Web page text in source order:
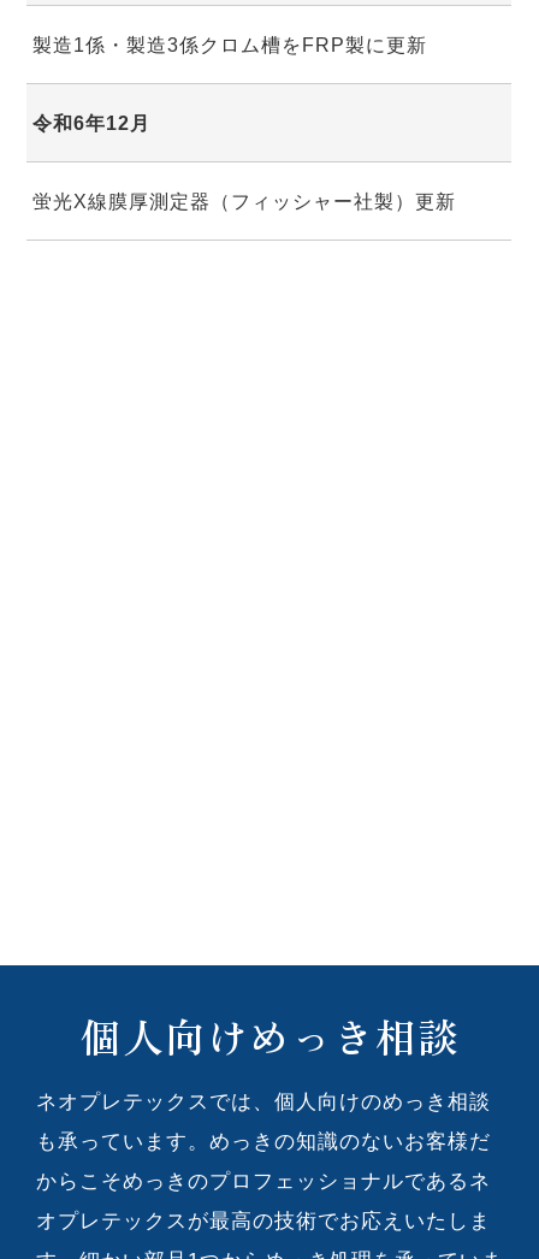
製造1係・製造3係クロム槽をFRP製に更新
令和6年12月
蛍光X線膜厚測定器（フィッシャー社製）更新
個人向けめっき相談
ネオプレテックスでは、個人向けのめっき相談
も承っています。めっきの知識のないお客様だ
からこそめっきのプロフェッショナルであるネ
オプレテックスが最高の技術でお応えいたしま